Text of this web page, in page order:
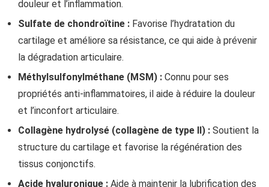
douleur et l’inflammation.
Sulfate de chondroïtine : Favorise l’hydratation du
cartilage et améliore sa résistance, ce qui aide à prévenir
la dégradation articulaire.
Méthylsulfonylméthane (MSM) : Connu pour ses
propriétés anti-inflammatoires, il aide à réduire la douleur
et l’inconfort articulaire.
Collagène hydrolysé (collagène de type II) : Soutient la
structure du cartilage et favorise la régénération des
tissus conjonctifs.
Acide hyaluronique : Aide à maintenir la lubrification des